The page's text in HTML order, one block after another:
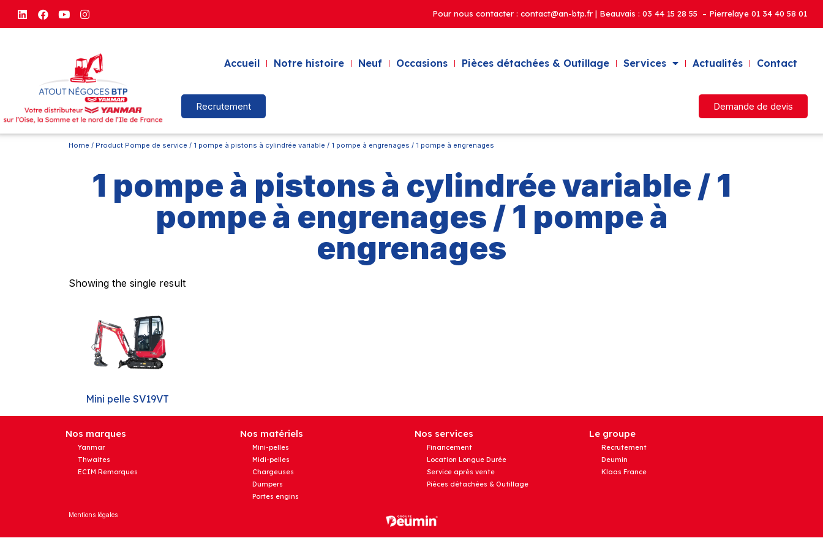
Pour nous contacter : contact@an-btp.fr | Beauvais : 03 44 15 28 55 – Pierrelaye 01 34 40 58 01
Accueil Notre histoire Neuf Occasions Pièces détachées & Outillage Services Actualités Contact
Recrutement Demande de devis
Home / Product Pompe de service / 1 pompe à pistons à cylindrée variable / 1 pompe à engrenages / 1 pompe à engrenages
1 pompe à pistons à cylindrée variable / 1
pompe à engrenages / 1 pompe à
engrenages
Showing the single result
Mini pelle SV19VT
Nos marques
Yanmar
Thwaites
ECIM Remorques
Nos matériels
Mini-pelles
Midi-pelles
Chargeuses
Dumpers
Portes engins
Nos services
Financement
Location Longue Durée
Service après vente
Pièces détachées & Outillage
Le groupe
Recrutement
Deumin
Klaas France
Mentions légales